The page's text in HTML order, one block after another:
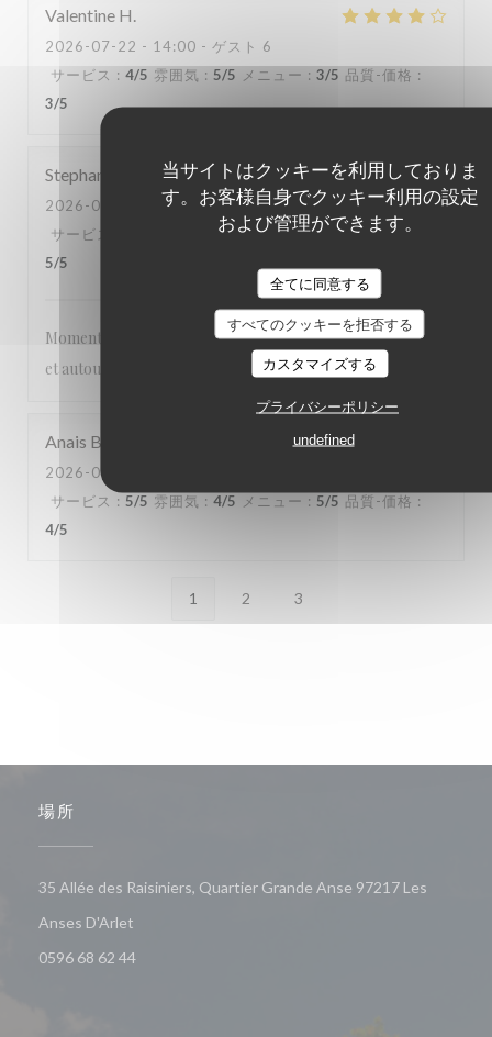
当サイトはクッキーを利用しておりま
す。お客様自身でクッキー利用の設定
および管理ができます。
全てに同意する
すべてのクッキーを拒否する
カスタマイズする
プライバシーポリシー
undefined
Valentine H
2026-07-22 - 14:00 - ゲスト 6
サービス : 4/5 雰囲気 : 5/5 メニュー : 3/5 品質-価格 :
3/5
Stephanie
2026-07-20
- 14:00 - ゲスト 3
サービス
5/5 メニュー: 5 /5 品質-価格
5/5
Moment très agréable les pieds dans l’eau , abrité du soleil
et autour de bons plats
Anais B
2026-07-19
サービス : 5/5 雰囲気 : 4/5 メニュー : 5/5 品質-価格 :
4/5
1 2 3
場所
35 Allée des Raisiniers, Quartier Grande Anse 97217 Les
Anses D'Arlet
0596 68 62 44